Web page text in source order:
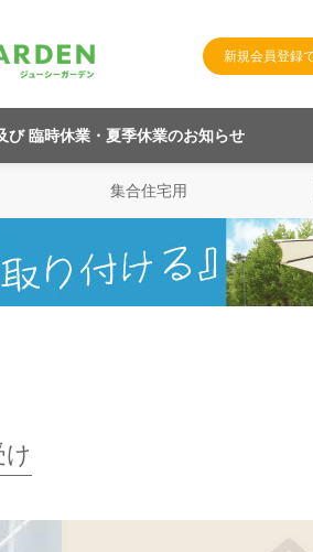
新規会員登録
び 臨時休業・夏季休業のお知らせ
集合住宅用